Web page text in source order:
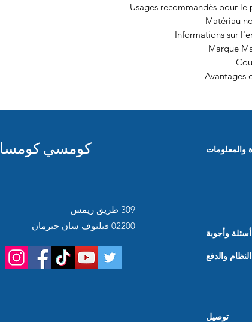
Usages recommandés pour
Matériau
Informations sur
Marque
Avantages
كومسي كومسا والمعلومات
309 طريق ريمس
02200 فيلنوف سان جيرمان
أسئلة وأجوبة
النظام والدفع
توصيل